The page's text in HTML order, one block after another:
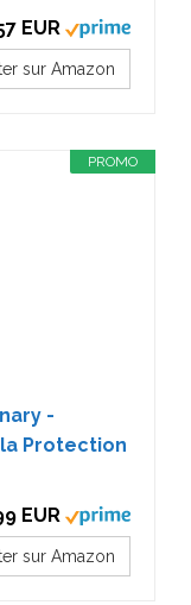
EUR
sur Amazon
PROMO
-
Protection
EUR
sur Amazon